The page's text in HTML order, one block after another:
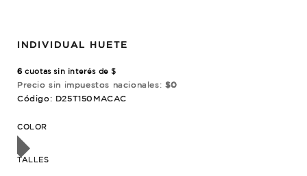
INDIVIDUAL HUETE
6 cuotas sin interés de $
Precio sin impuestos nacionales: $0
Código: D25T150MACAC
COLOR
TALLES